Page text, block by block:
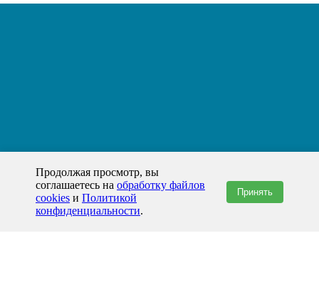
Продолжая просмотр, вы
соглашаетесь на обработку файлов
cookies и Политикой
конфиденциальности.
Принять